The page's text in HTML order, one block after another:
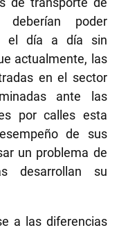
poder
el día a día sin
actualmente, las
en el sector
ante las
por calles esta
de sus
un problema de
desarrollan su
a las diferencias